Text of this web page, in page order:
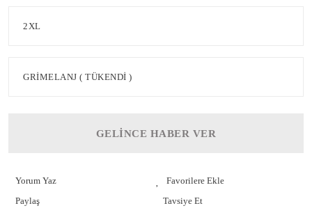
GELİNCE HABER VER
Yorum Yaz
Paylaş
Tavsiye Et